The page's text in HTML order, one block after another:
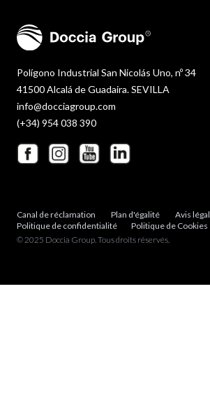
Polígono Industrial San Nicolás Uno, nº 34
41500 Alcalá de Guadaira. SEVILLA
info@docciagroup.com
(+34) 954 038 390
Canal de réclamation Plan d'égalité
Avis légal
Politique de confidentialité
Politique de Cookies
© 2025 Doccia Group. Tous droits réservés.